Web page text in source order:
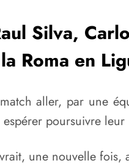
Silva,
Roma en
aller, par une
poursuivre
une nouvelle